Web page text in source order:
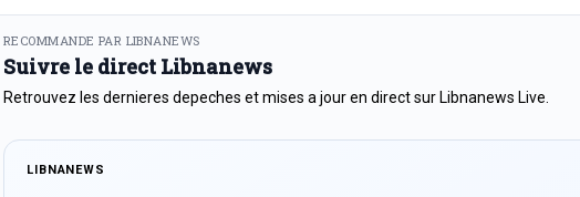
RECOMMANDE PAR LIBNANEWS
Suivre le direct Libnanews
Retrouvez les dernieres depeches et mises a jour en direct sur Libnanews Live.
LIBNANEWS